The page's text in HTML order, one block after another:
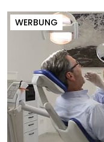
WERBUNG